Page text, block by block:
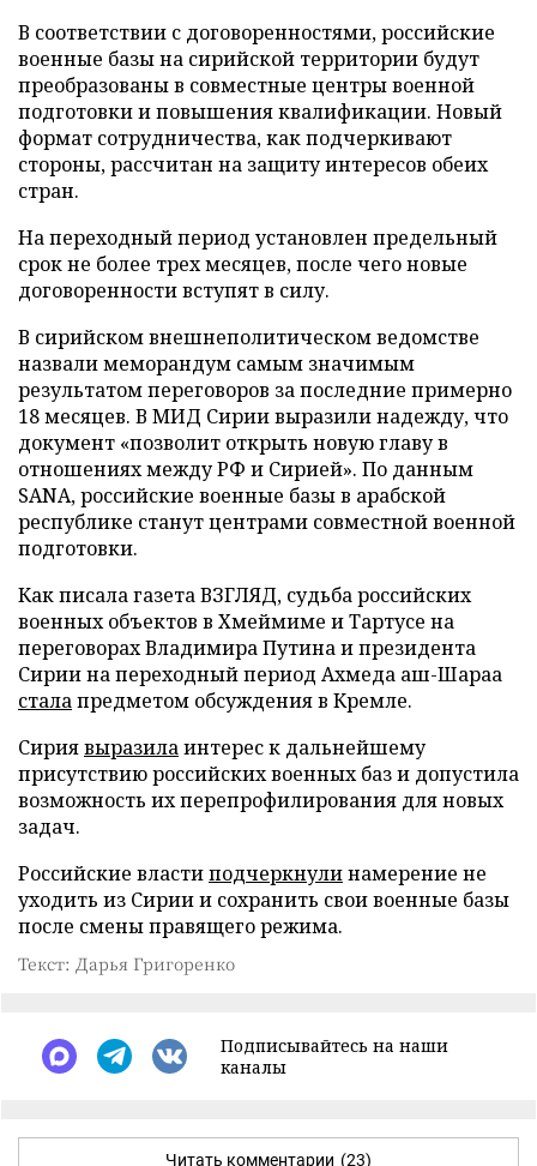
В соответствии с договоренностями, российские
военные базы на сирийской территории будут
преобразованы в совместные центры военной
подготовки и повышения квалификации. Новый
формат сотрудничества, как подчеркивают
стороны, рассчитан на защиту интересов обеих
стран.
На переходный период установлен предельный
срок не более трех месяцев, после чего новые
договоренности вступят в силу.
В сирийском внешнеполитическом ведомстве
назвали меморандум самым значимым
результатом переговоров за последние примерно
18 месяцев. В МИД Сирии выразили надежду, что
документ «позволит открыть новую главу в
отношениях между РФ и Сирией». По данным
SANA, российские военные базы в арабской
республике станут центрами совместной военной
подготовки.
Как писала газета ВЗГЛЯД, судьба российских
военных объектов в Хмеймиме и Тартусе на
переговорах Владимира Путина и президента
Сирии на переходный период Ахмеда аш-Шараа
сталапредметом обсуждения в Кремле.
Сириявыразилаинтерес к дальнейшему
присутствию российских военных баз и допустила
возможность их перепрофилирования для новых
задач.
Российские властиподчеркнулинамерение не
уходить из Сирии и сохранить свои военные базы
после смены правящего режима.
Текст: Дарья Григоренко
Подписывайтесь на наши
каналы
Читать комментарии (23)